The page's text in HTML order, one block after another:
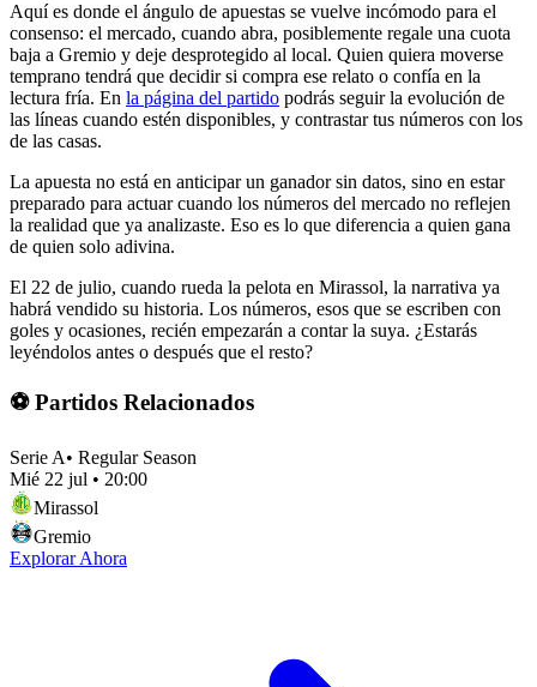
Aquí es donde el ángulo de apuestas se vuelve incómodo para el
consenso: el mercado, cuando abra, posiblemente regale una cuota
baja a Gremio y deje desprotegido al local. Quien quiera moverse
temprano tendrá que decidir si compra ese relato o confía en la
lectura fría. En la página del partido podrás seguir la evolución de
las líneas cuando estén disponibles, y contrastar tus números con los
de las casas.
La apuesta no está en anticipar un ganador sin datos, sino en estar
preparado para actuar cuando los números del mercado no reflejen
la realidad que ya analizaste. Eso es lo que diferencia a quien gana
de quien solo adivina.
El 22 de julio, cuando rueda la pelota en Mirassol, la narrativa ya
habrá vendido su historia. Los números, esos que se escriben con
goles y ocasiones, recién empezarán a contar la suya. ¿Estarás
leyéndolos antes o después que el resto?
⚽ Partidos Relacionados
Serie A• Regular Season
Mié 22 jul • 20:00
Mirassol
Gremio
Explorar Ahora